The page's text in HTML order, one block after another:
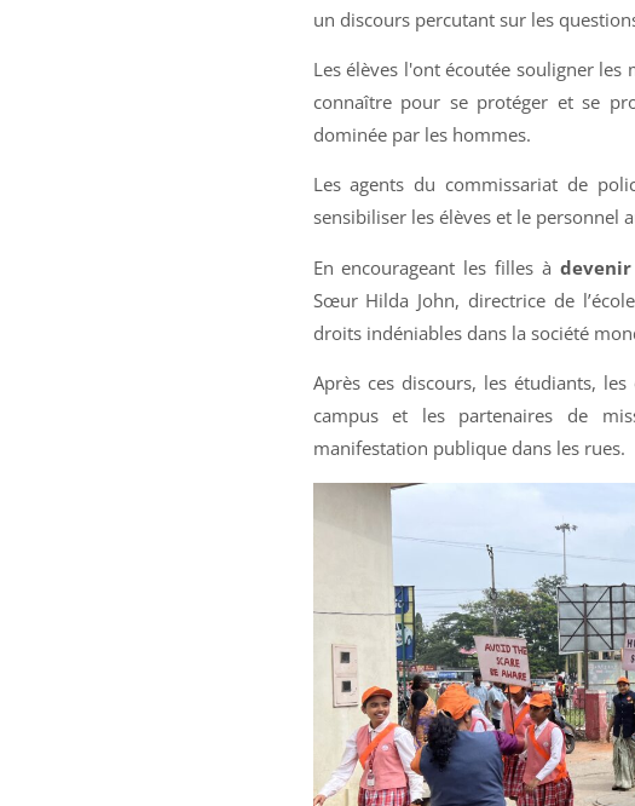
un discours percutant sur les
Les élèves l'ont écoutée souligner
connaître pour se protéger et se
dominée par les hommes.
Les agents du commissariat de
sensibiliser les élèves et le personnel
En encourageant les filles à
Sœur Hilda John, directrice de
droits indéniables dans la société
Après ces discours, les étudiants,
campus et les partenaires de
manifestation publique dans les rues.